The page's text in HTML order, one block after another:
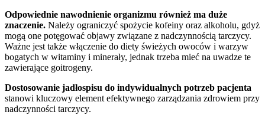
Odpowiednie nawodnienie organizmu również ma duże
znaczenie. Należy ograniczyć spożycie kofeiny oraz alkoholu, gdyż
mogą one potęgować objawy związane z nadczynnością tarczycy.
Ważne jest także włączenie do diety świeżych owoców i warzyw
bogatych w witaminy i minerały, jednak trzeba mieć na uwadze te
zawierające goitrogeny.
Dostosowanie jadłospisu do indywidualnych potrzeb pacjenta
stanowi kluczowy element efektywnego zarządzania zdrowiem przy
nadczynności tarczycy.